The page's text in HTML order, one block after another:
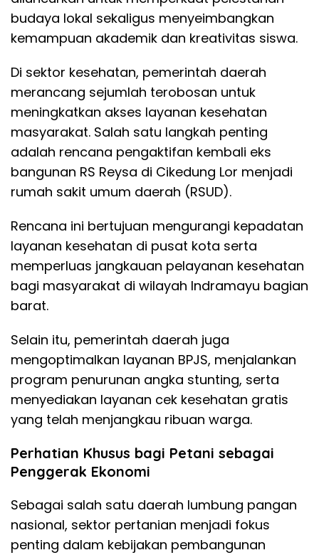
budaya lokal sekaligus menyeimbangkan
kemampuan akademik dan kreativitas siswa.
Di sektor kesehatan, pemerintah daerah
merancang sejumlah terobosan untuk
meningkatkan akses layanan kesehatan
masyarakat. Salah satu langkah penting
adalah rencana pengaktifan kembali eks
bangunan RS Reysa di Cikedung Lor menjadi
rumah sakit umum daerah (RSUD).
Rencana ini bertujuan mengurangi kepadatan
layanan kesehatan di pusat kota serta
memperluas jangkauan pelayanan kesehatan
bagi masyarakat di wilayah Indramayu bagian
barat.
Selain itu, pemerintah daerah juga
mengoptimalkan layanan BPJS, menjalankan
program penurunan angka stunting, serta
menyediakan layanan cek kesehatan gratis
yang telah menjangkau ribuan warga.
Perhatian Khusus bagi Petani sebagai
Penggerak Ekonomi
Sebagai salah satu daerah lumbung pangan
nasional, sektor pertanian menjadi fokus
penting dalam kebijakan pembangunan